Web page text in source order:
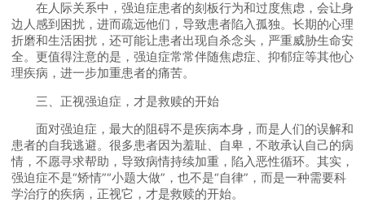
在人际关系中，强迫症患者的刻板行为和过度焦虑，会让身
边人感到困扰，进而疏远他们，导致患者陷入孤独。长期的心理
折磨和生活困扰，还可能让患者出现自杀念头，严重威胁生命安
全。更值得注意的是，强迫症常常伴随焦虑症、抑郁症等其他心
理疾病，进一步加重患者的痛苦。
三、正视强迫症，才是救赎的开始
面对强迫症，最大的阻碍不是疾病本身，而是人们的误解和
患者的自我逃避。很多患者因为羞耻、自卑，不敢承认自己的病
情，不愿寻求帮助，导致病情持续加重，陷入恶性循环。其实，
强迫症不是“矫情”“小题大做”，也不是“自律”，而是一种需要科
学治疗的疾病，正视它，才是救赎的开始。